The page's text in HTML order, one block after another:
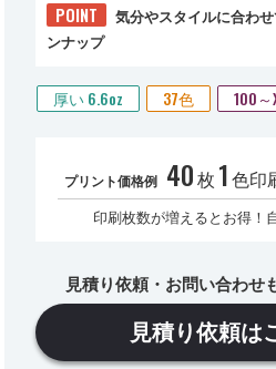
POINT
気分やスタイルに合わ
ンナップ
厚い 6.6oz 37色 100～
プリント価格例 40 枚 1 色印
印刷枚数が増えるとお得！
見積り依頼・お問い合わせ
見積り依頼は